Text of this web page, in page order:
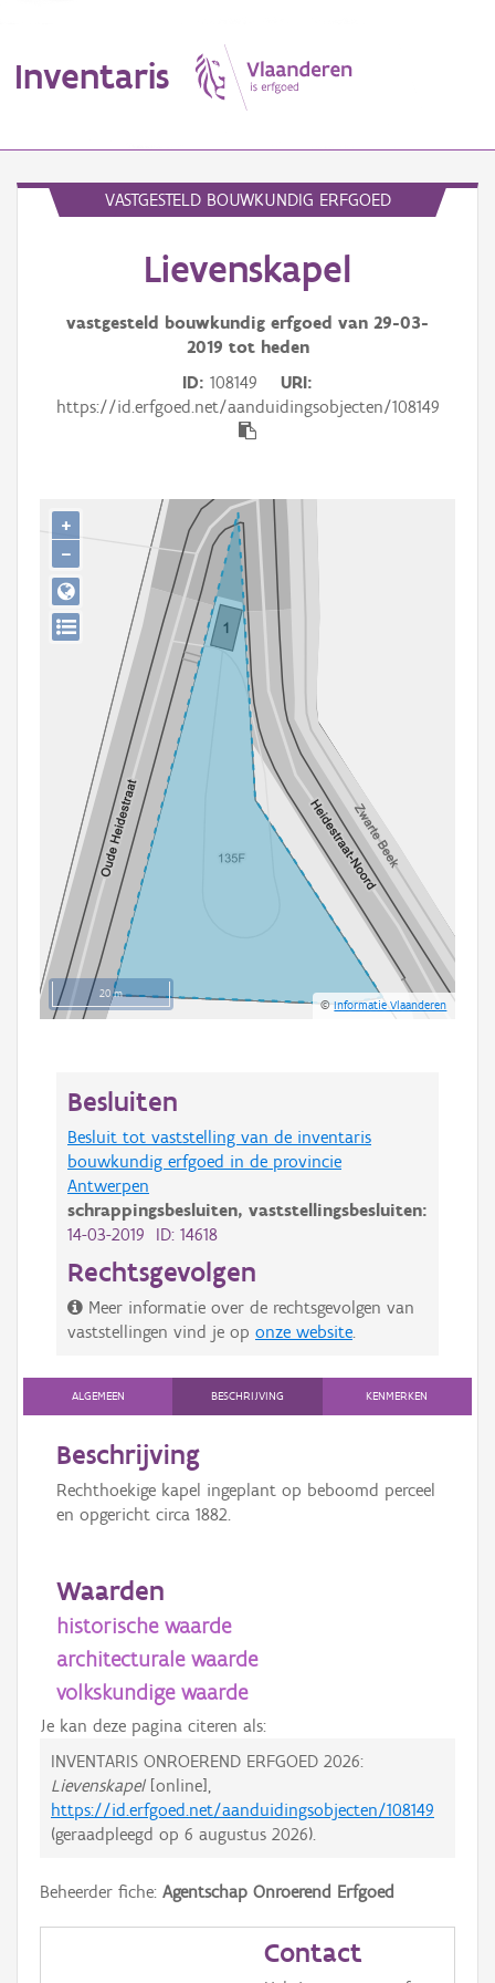
Inventaris
Aanduidingsobject
Thema
Persoon of collectief
Downloads
Hergebruik
VASTGESTELD BOUWKUNDIG ERFGOED
Lievenskapel
vastgesteld bouwkundig erfgoed van 29-03-
2019 tot heden
ID 108149
URI
https://id.erfgoed.net/aanduidingsobjecten/108149
20 m
©Informatie Vlaanderen
+
−
Besluiten
Besluit tot vaststelling van de inventaris
bouwkundig erfgoed in de provincie
Antwerpen
schrappingsbesluiten, vaststellingsbesluiten:
14-03-2019 ID: 14618
Rechtsgevolgen
Meer informatie over de rechtsgevolgen van
vaststellingen vind je op onze website
ALGEMEEN BESCHRIJVING KENMERKEN
Beschrijving
Rechthoekige kapel ingeplant op beboomd perceel
en opgericht circa 1882.
Waarden
historische waarde
architecturale waarde
volkskundige waarde
Je kan deze pagina citeren als:
INVENTARIS ONROEREND ERFGOED 2026:
Lievenskapel[online],
https://id.erfgoed.net/aanduidingsobjecten/108149
(geraadpleegd op 6 augustus 2026).
Beheerder fiche: Agentschap Onroerend Erfgoed
Contact